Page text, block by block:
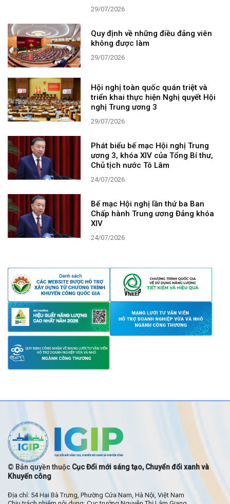
29/07/2026
Quy định về những điều đảng viên
không được làm
29/07/2026
Hội nghị toàn quốc quán triệt và
triển khai thực hiện Nghị quyết Hội
nghị Trung ương 3
29/07/2026
Phát biểu bế mạc Hội nghị Trung
ương 3, khóa XIV của Tổng Bí thư,
Chủ tịch nước Tô Lâm
24/07/2026
Bế mạc Hội nghị lần thứ ba Ban
Chấp hành Trung ương Đảng khóa
XIV
24/07/2026
© Bản quyền thuộc Cục Đổi mới sáng tạo, Chuyển đổi xanh và
Khuyến công
Địa chỉ: 54 Hai Bà Trưng, Phường Cửa Nam, Hà Nội, Việt Nam